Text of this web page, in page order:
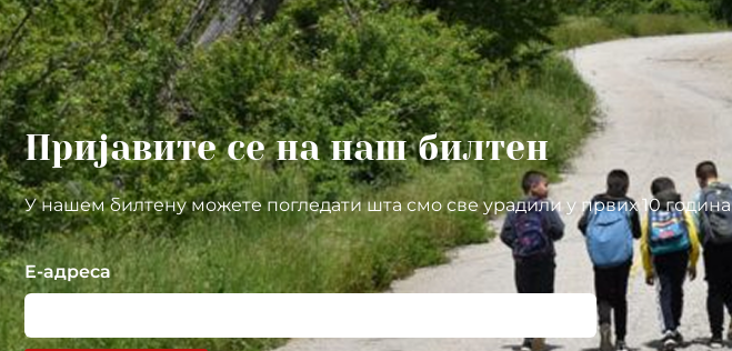
Пријавите се на наш билтен
У нашем билтену можете погледати шта смо све урадили у првих 10 година
Е-адреса